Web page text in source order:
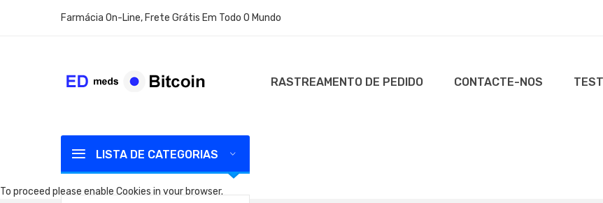
Farmácia On-Line, Frete Grátis Em Todo O Mundo
RASTREAMENTO DE PEDIDO CONTACTE-NOS
LISTA DE CATEGORIAS
To proceed please enable Cookies in your browser.